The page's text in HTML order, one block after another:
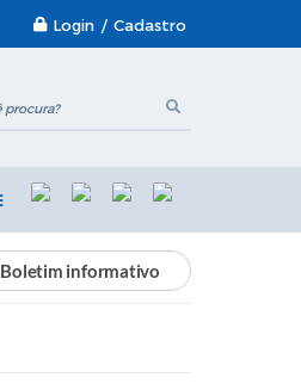
Login / Cadastro
Boletim informativo